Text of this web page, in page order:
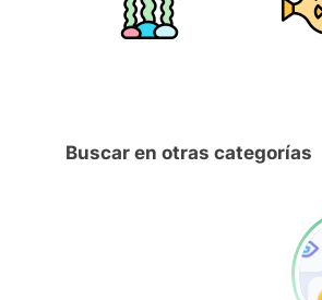
Buscar en otras categorías